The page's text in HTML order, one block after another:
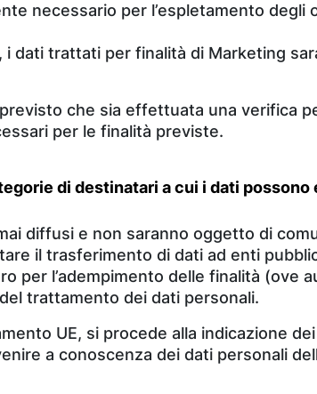
necessario per l’espletamento degli
dati trattati per finalità di Marketing
che sia effettuata una verifica
per le finalità previste.
di destinatari a cui i dati
diffusi e non saranno oggetto di
il trasferimento di dati ad enti
per l’adempimento delle finalità
trattamento dei dati personali.
UE, si procede alla indicazione
a conoscenza dei dati personali